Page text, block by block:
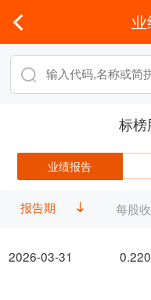
标榜
业绩报告
报告期
2026-03-31
每股